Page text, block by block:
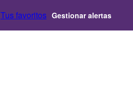
Tus favoritos Gestionar alertas